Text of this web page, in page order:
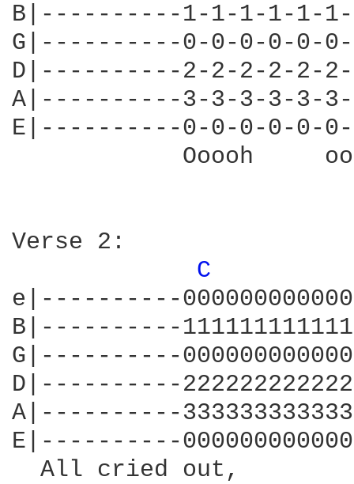
B|----------1-1-1-1-1-
G|----------0-0-0-0-0-
D|----------2-2-2-2-2-
A|----------3-3-3-3-3-
E|----------0-0-0-0-0-
Ooooh
Verse 2:
C
e|----------
B|----------
G|----------
D|----------
A|----------
E|----------
All cried out,